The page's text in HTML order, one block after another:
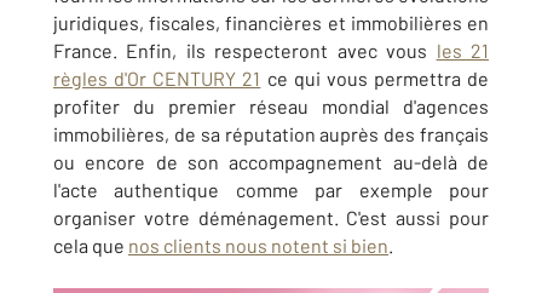
juridiques, fiscales, financières et immobilières en
France. Enfin, ils respecteront avec vous les 21
règles d'Or CENTURY 21 ce qui vous permettra de
profiter du premier réseau mondial d'agences
immobilières, de sa réputation auprès des français
ou encore de son accompagnement au-delà de
l'acte authentique comme par exemple pour
organiser votre déménagement. C'est aussi pour
cela que nos clients nous notent si bien.